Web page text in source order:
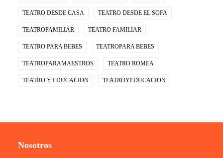
TEATRO DESDE CASA TEATRO DESDE EL SOFA
TEATROFAMILIAR TEATRO FAMILIAR
TEATRO PARA BEBES TEATROPARA BEBES
TEATROPARAMAESTROS TEATRO ROMEA
TEATRO Y EDUCACION TEATROYEDUCACION
Nosotros